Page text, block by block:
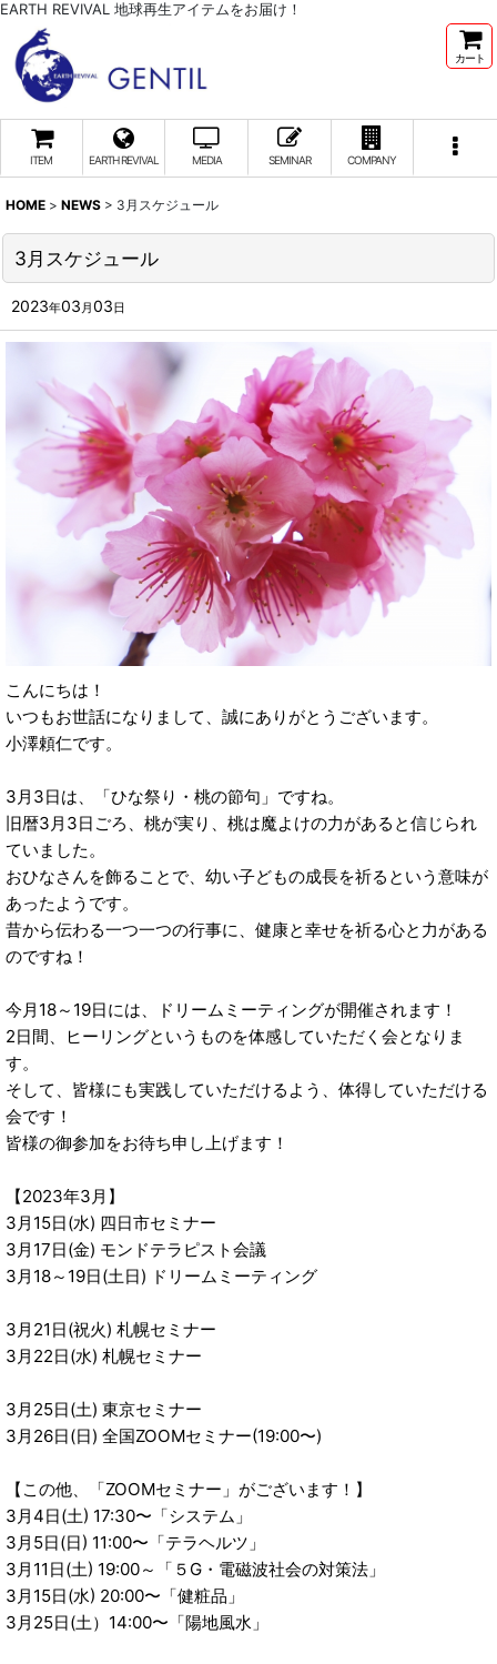
EARTH REVIVAL 地球再生アイテムをお届け！
カート
ITEM EARTH REVIVAL MEDIA SEMINAR COMPANY
HOME > NEWS > 3月スケジュール
3月スケジュール
2023年03 月 03 日
こんにちは！
いつもお世話になりまして、誠にありがとうございます。
小澤頼仁です。
3月3日は、「ひな祭り・桃の節句」ですね。
旧暦3月3日ごろ、桃が実り、桃は魔よけの力があると信じられ
ていました。
おひなさんを飾ることで、幼い子どもの成長を祈るという意味が
あったようです。
昔から伝わる一つ一つの行事に、健康と幸せを祈る心と力がある
のですね！
今月18～19日には、ドリームミーティングが開催されます！
2日間、ヒーリングというものを体感していただく会となりま
す。
そして、皆様にも実践していただけるよう、体得していただける
会です！
皆様の御参加をお待ち申し上げます！
【2023年3月】
3月15日(水) 四日市セミナー
3月17日(金) モンドテラピスト会議
3月18～19日(土日) ドリームミーティング
3月21日(祝火) 札幌セミナー
3月22日(水) 札幌セミナー
3月25日(土) 東京セミナー
3月26日(日) 全国ZOOMセミナー(19:00〜)
【この他、「ZOOMセミナー」がございます！】
3月4日(土) 17:30〜「システム」
3月5日(日) 11:00〜「テラヘルツ」
3月11日(土) 19:00～「５G・電磁波社会の対策法」
3月15日(水) 20:00〜「健粧品」
3月25日(土）14:00〜「陽地風水」